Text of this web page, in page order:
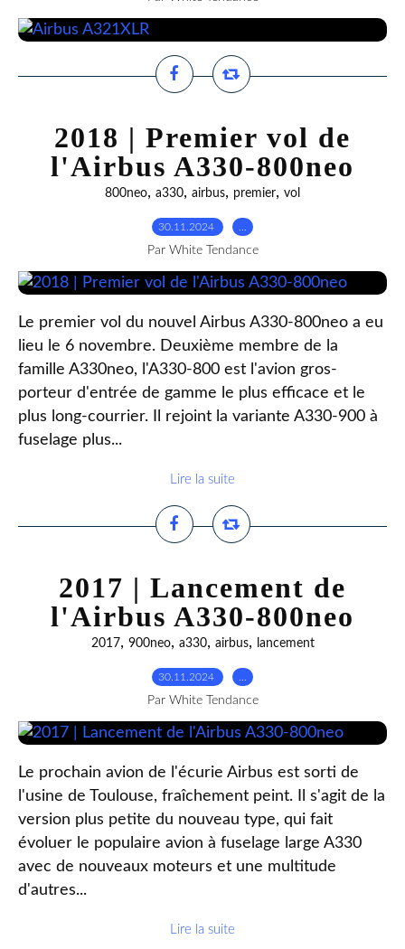
2018 | Premier vol de
l'Airbus A330-800neo
800neo, a330, airbus, premier, vol
30.11.2024
Par White Tendance
Le premier vol du nouvel Airbus A330-800neo a eu
lieu le 6 novembre. Deuxième membre de la
famille A330neo, l'A330-800 est l'avion gros-
porteur d'entrée de gamme le plus efficace et le
plus long-courrier. Il rejoint la variante A330-900 à
fuselage plus...
Lire la suite
2017 | Lancement de
l'Airbus A330-800neo
2017, 900neo, a330, airbus, lancement
30.11.2024
Par White Tendance
Le prochain avion de l'écurie Airbus est sorti de
l'usine de Toulouse, fraîchement peint. Il s'agit de la
version plus petite du nouveau type, qui fait
évoluer le populaire avion à fuselage large A330
avec de nouveaux moteurs et une multitude
d'autres...
Lire la suite